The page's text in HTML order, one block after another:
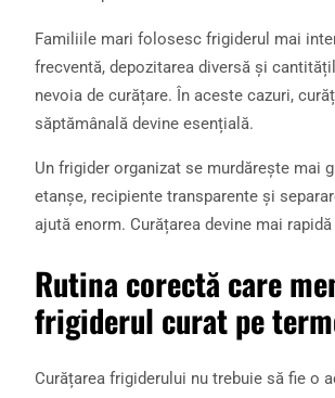
Familiile mari folosesc frigiderul mai
frecventă, depozitarea diversă și
nevoia de curățare. În aceste cazuri,
săptămânală devine esențială.
Un frigider organizat se murdărește mai
etanșe, recipiente transparente și
ajută enorm. Curățarea devine mai
Rutina corectă care
frigiderul curat pe
Curățarea frigiderului nu trebuie să fie o